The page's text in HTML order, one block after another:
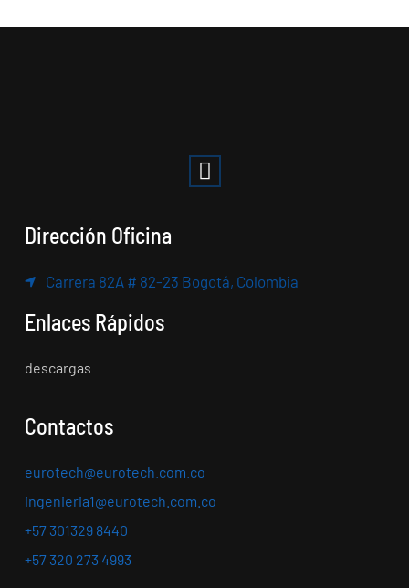
Dirección Oficina
Carrera 82A # 82-23 Bogotá, Colombia
Enlaces Rápidos
descargas
Contactos
eurotech@eurotech.com.co
ingenieria1@eurotech.com.co
+57 301329 8440
+57 320 273 4993